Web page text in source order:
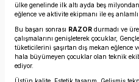
ülke genelinde ilk altı ayda beş
eğlence ve aktivite ekipmanı ile eş
Bu başarı sonrası RAZOR durmadı ve
çalışmalarını genişleterek çocuklar,
tüketicilerini şaşırtan dış mekan
hala büyümeyen çocuklar olan teknik
ediyor.